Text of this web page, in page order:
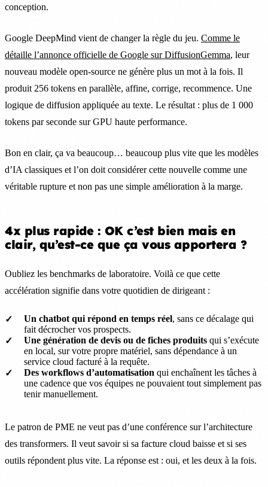
conception.
Google DeepMind vient de changer la règle du jeu. Comme le
détaille l’annonce officielle de Google sur DiffusionGemma, leur
nouveau modèle open-source ne génère plus un mot à la fois. Il
produit 256 tokens en parallèle, affine, corrige, recommence. Une
logique de diffusion appliquée au texte. Le résultat : plus de 1 000
tokens par seconde sur GPU haute performance.
Bon en clair, ça va beaucoup… beaucoup plus vite que les modèles
d’IA classiques et l’on doit considérer cette nouvelle comme une
véritable rupture et non pas une simple amélioration à la marge.
4x plus rapide : OK c’est bien mais en
clair, qu’est-ce que ça vous apportera ?
Oubliez les benchmarks de laboratoire. Voilà ce que cette
accélération signifie dans votre quotidien de dirigeant :
Un chatbot qui répond en temps réel, sans ce décalage qui
fait décrocher vos prospects.
Une génération de devis ou de fiches produits qui s’exécute
en local, sur votre propre matériel, sans dépendance à un
service cloud facturé à la requête.
Des workflows d’automatisation qui enchaînent les tâches à
une cadence que vos équipes ne pouvaient tout simplement pas
tenir manuellement.
Le patron de PME ne veut pas d’une conférence sur l’architecture
des transformers. Il veut savoir si sa facture cloud baisse et si ses
outils répondent plus vite. La réponse est : oui, et les deux à la fois.